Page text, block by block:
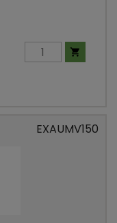

EXAUMV150